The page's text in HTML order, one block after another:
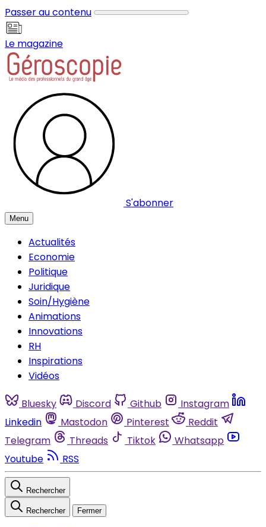
Passer au contenu
Le magazine
S'abonner
Menu
Actualités
Economie
Politique
Juridique
Soin/Hygiène
Animations
Innovations
RH
Inspirations
Vidéos
Bluesky Discord Github
Instagram
Linkedin
Mastodon Pinterest
Reddit
Telegram
Threads Tiktok
Whatsapp
Youtube
RSS
Rechercher
Rechercher Fermer
Panneau de gestion des cookies